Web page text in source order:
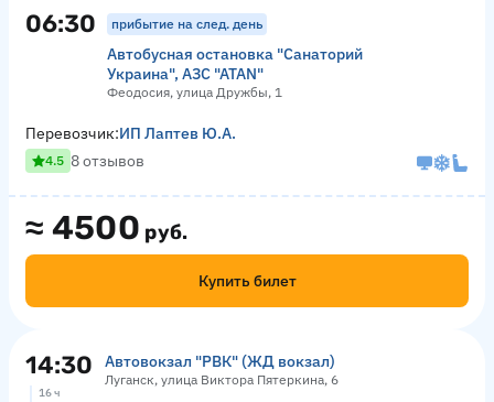
06:30 прибытие на след. день
Автобусная остановка "Санаторий
Украина", АЗС "АТАN"
Феодосия, улица Дружбы, 1
≈ 4500 руб.
Купить билет
Перевозчик:ИП Лаптев Ю.А.
4.5 8 отзывов
14:30 Автовокзал "РВК" (ЖД вокзал)
Луганск, улица Виктора Пятеркина, 6
16 ч